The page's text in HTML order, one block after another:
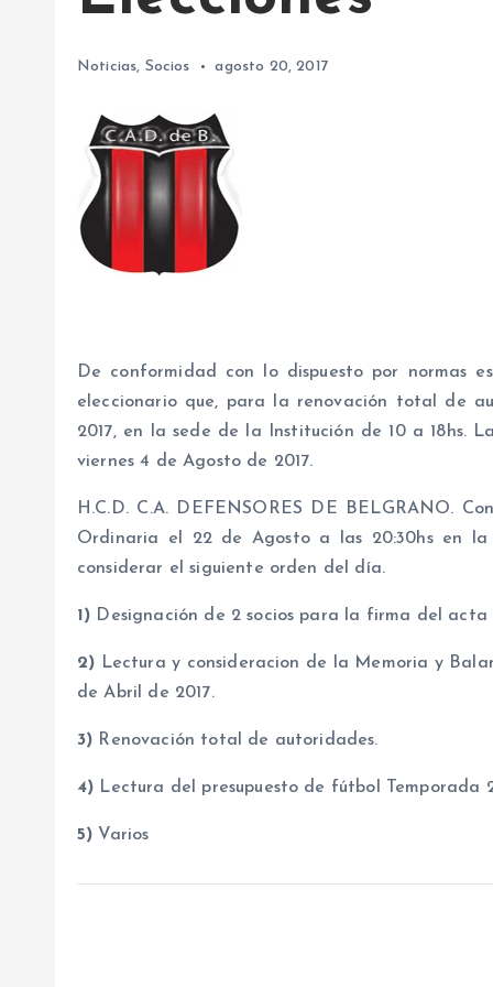
Noticias, Socios agosto 20, 2017
De conformidad con lo dispuesto por normas
eleccionario que, para la renovación total de
2017, en la sede de la Institución de 10 a 18hs.
viernes 4 de Agosto de 2017.
H.C.D. C.A. DEFENSORES DE BELGRANO.
Ordinaria el 22 de Agosto a las 20:30hs en la
considerar el siguiente orden del día.
1) Designación de 2 socios para la firma del acta
2) Lectura y consideracion de la Memoria y
de Abril de 2017.
3) Renovación total de autoridades.
4) Lectura del presupuesto de fútbol Temporada
5) Varios